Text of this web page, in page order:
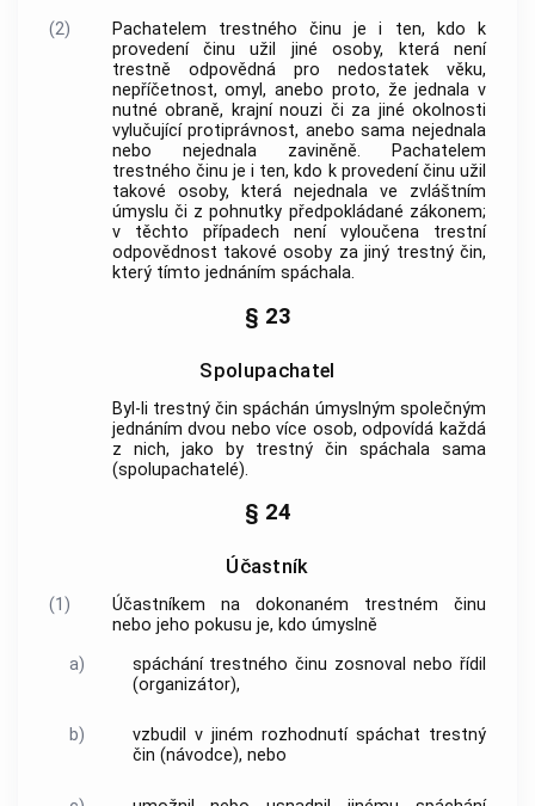
(2)
Pachatelem trestného činu je i ten, kdo k
provedení činu užil jiné osoby, která není
trestně odpovědná pro nedostatek věku,
nepříčetnost, omyl, anebo proto, že jednala v
nutné obraně, krajní nouzi či za jiné okolnosti
vylučující protiprávnost, anebo sama nejednala
nebo nejednala zaviněně. Pachatelem
trestného činu je i ten, kdo k provedení činu užil
takové osoby, která nejednala ve zvláštním
úmyslu či z pohnutky předpokládané zákonem;
v těchto případech není vyloučena trestní
odpovědnost takové osoby za jiný trestný čin,
který tímto jednáním spáchala.
§ 23
Spolupachatel
Byl-li trestný čin spáchán úmyslným společným
jednáním dvou nebo více osob, odpovídá každá
z nich, jako by trestný čin spáchala sama
(spolupachatelé).
§ 24
Účastník
(1) Účastníkem na dokonaném trestném činu
nebo jeho pokusu je, kdo úmyslně
a)
spáchání trestného činu zosnoval nebo řídil
(organizátor),
b) vzbudil v jiném rozhodnutí spáchat trestný
čin (návodce), nebo